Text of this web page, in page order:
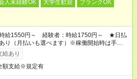
人未経験OK 大学生歓迎
ブランクOK
時給1550円～ 経験者：時給1750円～ ★日払
り（月払いも選べます）※稼働開始時は手続き
いとなります。
給あり
額支給※規定有